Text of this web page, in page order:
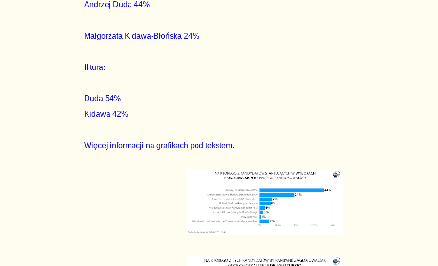
Andrzej Duda 44%
Małgorzata Kidawa-Błońska 24%
II tura:
Duda 54%
Kidawa 42%
Więcej informacji na grafikach pod tekstem.